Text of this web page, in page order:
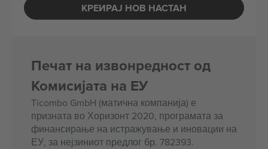
КРЕИРАЈ НОВ НАСТАН
Печат на извонредност од
Комисијата на ЕУ
Ticombo GmbH (матична компанија) е
призната во Хоризонт 2020, програмата за
финансирање на истражување и иновации на
ЕУ, за нејзиниот предлог бр. 782393.